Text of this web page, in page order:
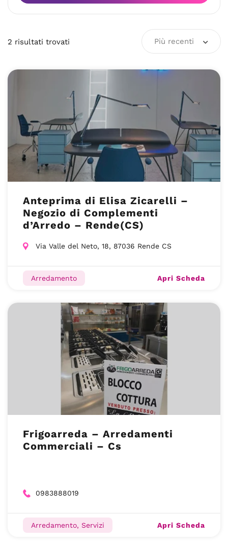
2 risultati trovati Più recenti
Anteprima di Elisa Zicarelli –
Negozio di Complementi
d’Arredo – Rende(CS)
Via Valle del Neto, 18, 87036 Rende CS
Arredamento Apri Scheda
Frigoarreda – Arredamenti
Commerciali – Cs
0983888019
Arredamento, Servizi Apri Scheda